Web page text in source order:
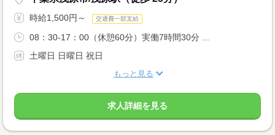
時給1,500円～ 交通費一部支給
08：30-17：00（休憩60分）実働7時間30分 ...
土曜日 日曜日 祝日
もっと見る
求人詳細を見る